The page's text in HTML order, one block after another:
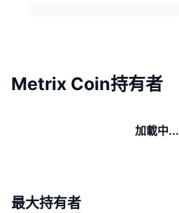
Metrix Coin持有者
加載中...
最大持有者